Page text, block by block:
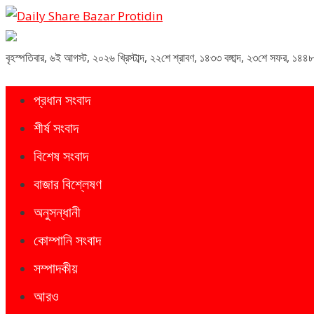
Daily Share Bazar Protidin
Daily ShareBazar Protidin
বৃহস্পতিবার, ৬ই আগস্ট, ২০২৬ খ্রিস্টাব্দ, ২২শে শ্রাবণ, ১৪৩৩ বঙ্গাব্দ, ২৩শে সফর, ১৪৪৮
প্রধান সংবাদ
শীর্ষ সংবাদ
বিশেষ সংবাদ
বাজার বিশ্লেষণ
অনুসন্ধানী
কোম্পানি সংবাদ
সম্পাদকীয়
আরও